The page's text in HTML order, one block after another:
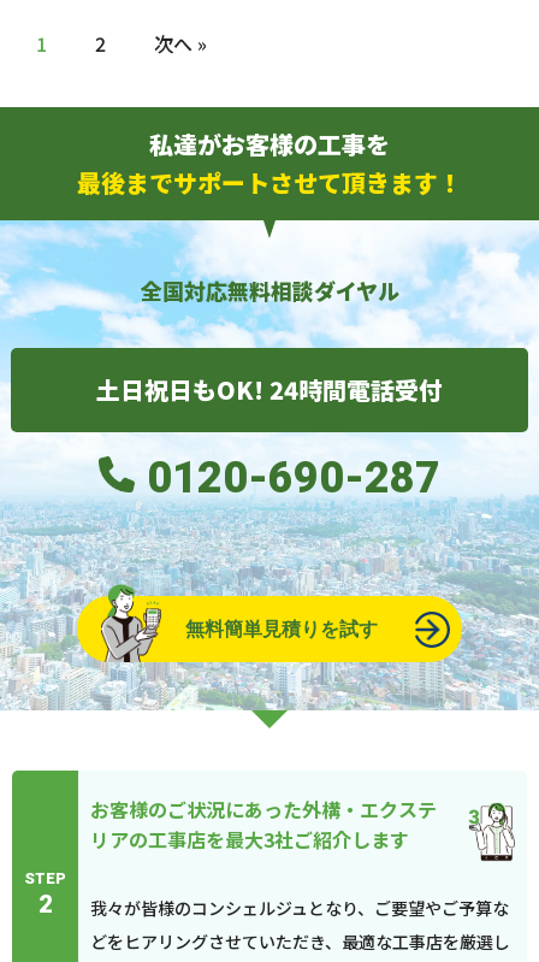
1 2 次へ »
私達がお客様の工事を
最後までサポートさせて頂きます！
全国対応無料相談ダイヤル
土日祝日もOK! 24時間電話受付
0120-690-287
無料簡単見積りを試す
STEP
2
お客様のご状況にあった外構・エクステ
リアの工事店を最大3社ご紹介します
我々が皆様のコンシェルジュとなり、ご要望やご予算な
どをヒアリングさせていただき、最適な工事店を厳選し